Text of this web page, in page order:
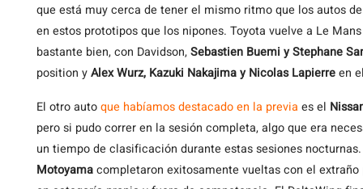
que está muy cerca de tener el mismo ritmo que los autos
en estos prototipos que los nipones. Toyota vuelve a Le
bastante bien, con Davidson,Sebastien Buemi y Stephane
position yAlex Wurz, Kazuki Nakajima y Nicolas Lapierreen
El otro autoque habíamos destacado en la previa es el
pero si pudo correr en la sesión completa, algo que era
un tiempo de clasificación durante estas sesiones
Motoyamacompletaron exitosamente vueltas con el